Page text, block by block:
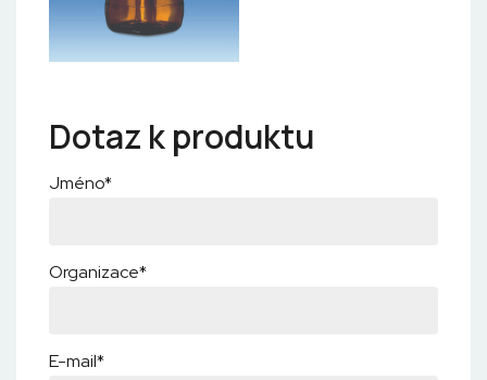
Dotaz k produktu
Jméno*
Organizace*
E-mail*